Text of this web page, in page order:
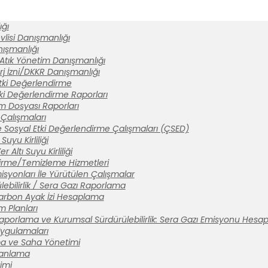
Danışmanlığı
Yönetim Danışmanlığı
İzni/DKKR Danışmanlığı
Değerlendirme
Değerlendirme Raporları
Dosyası Raporları
Etki Değerlendirme Çalışmaları (ÇSED)
Kirliliği
Altı Suyu Kirliliği
Temizleme Hizmetleri
İle Yürütülen Çalışmalar
/ Sera Gazı Raporlama
Ayak İzi Hesaplama
Planları
ve Kurumsal Sürdürülebilirlik: Sera Gazı Emisyonu
ve Saha Yönetimi